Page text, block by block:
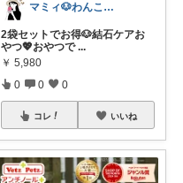
マミィ🐶わんこと暮らす｜お得情報係
2袋セットでお得🐶結石ケアお
やつ💖おやつで ...
￥ 5,980
0 0 0
コレ いいね